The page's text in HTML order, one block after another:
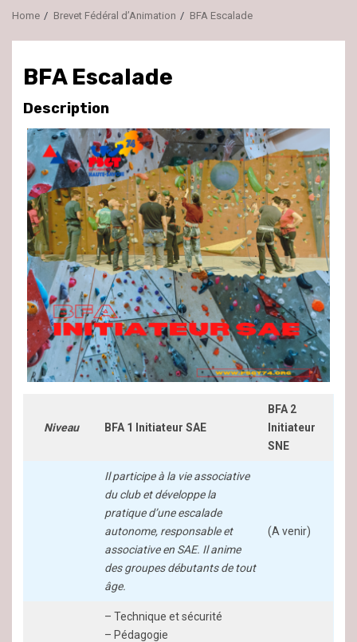
Home Brevet Fédéral d’Animation BFA Escalade
BFA Escalade
Description
Niveau BFA 1 Initiateur SAE
BFA 2
Initiateur
SNE
Il participe à la vie associative
du club et développe la
pratique d’une escalade
autonome, responsable et
associative en SAE. Il anime
des groupes débutants de tout
âge.
(A venir)
– Technique et sécurité
– Pédagogie